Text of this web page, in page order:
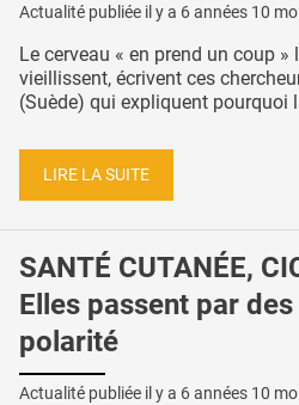
Actualité publiée il y a 6 années 10
Le cerveau « en prend un coup »
vieillissent, écrivent ces
(Suède) qui expliquent pourquoi
LIRE LA SUITE
SANTÉ CUTANÉE,
Elles passent par
polarité
Actualité publiée il y a 6 années 10